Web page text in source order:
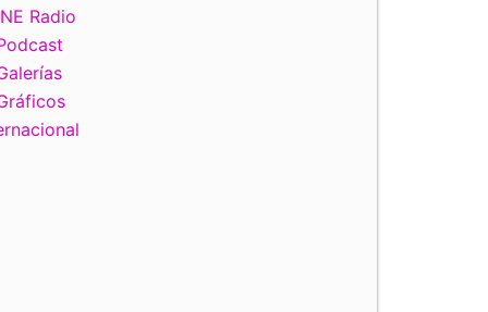
Radio